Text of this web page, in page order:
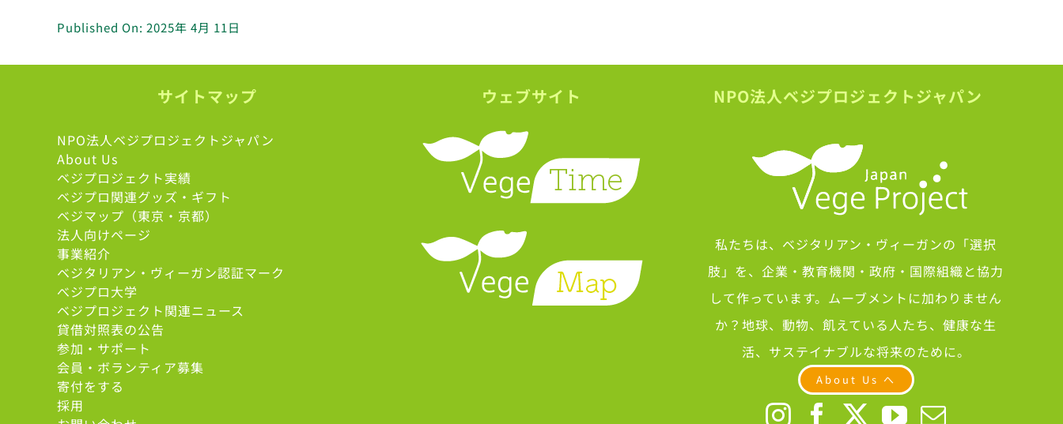
Published On: 2025年 4月 11日
サイトマップ
NPO法人ベジプロジェクトジャパン
About Us
ベジプロジェクト実績
ベジプロ関連グッズ・ギフト
ベジマップ（東京・京都）
法人向けページ
事業紹介
ベジタリアン・ヴィーガン認証マーク
べジプロ大学
ベジプロジェクト関連ニュース
貸借対照表の公告
参加・サポート
会員・ボランティア募集
寄付をする
採用
ウェブサイト NPO法人ベジプロジェクトジャパン
私たちは、ベジタリアン・ヴィーガンの「選択
肢」を、企業・教育機関・政府・国際組織と協力
して作っています。ムーブメントに加わりません
か？地球、動物、飢えている人たち、健康な生
活、サステイナブルな将来のために。
About Us へ